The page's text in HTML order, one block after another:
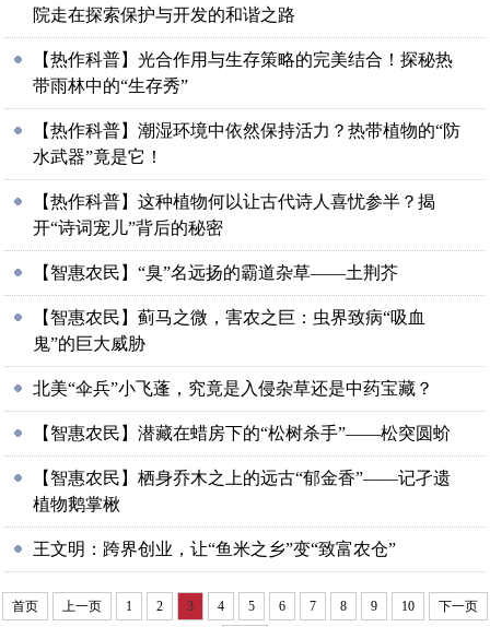
院走在探索保护与开发的和谐之路
【热作科普】光合作用与生存策略的完美结合！探秘热
带雨林中的“生存秀”
【热作科普】潮湿环境中依然保持活力？热带植物的“防
水武器”竟是它！
【热作科普】这种植物何以让古代诗人喜忧参半？揭
开“诗词宠儿”背后的秘密
【智惠农民】“臭”名远扬的霸道杂草——土荆芥
【智惠农民】蓟马之微，害农之巨：虫界致病“吸血
鬼”的巨大威胁
北美“伞兵”小飞蓬，究竟是入侵杂草还是中药宝藏？
【智惠农民】潜藏在蜡房下的“松树杀手”——松突圆蚧
【智惠农民】栖身乔木之上的远古“郁金香”——记孑遗
植物鹅掌楸
王文明：跨界创业，让“鱼米之乡”变“致富农仓”
首页 上一页 1 2 3 4 5 6 7 8 9 10 下一页